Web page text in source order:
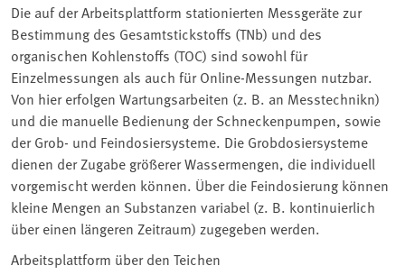
Die auf der Arbeitsplattform stationierten Messgeräte zur
Bestimmung des Gesamtstickstoffs (TNb) und des
organischen Kohlenstoffs (TOC) sind sowohl für
Einzelmessungen als auch für Online-Messungen nutzbar.
Von hier erfolgen Wartungsarbeiten (z. B. an Messtechnikn)
und die manuelle Bedienung der Schneckenpumpen, sowie
der Grob- und Feindosiersysteme. Die Grobdosiersysteme
dienen der Zugabe größerer Wassermengen, die individuell
vorgemischt werden können. Über die Feindosierung können
kleine Mengen an Substanzen variabel (z. B. kontinuierlich
über einen längeren Zeitraum) zugegeben werden.
Arbeitsplattform über den Teichen